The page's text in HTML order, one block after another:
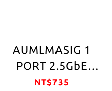
AUMLMASIG 1
PORT 2.5GbE
network
NT$735